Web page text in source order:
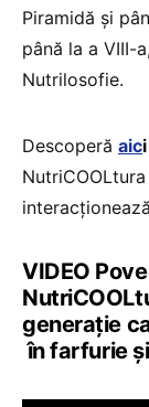
Piramidă și
până la a VIII-
Nutrilosofie.
Descoperă aici
VIDEO
generație
în farfurie